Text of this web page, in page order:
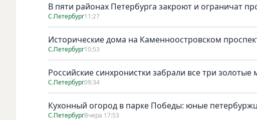
В пяти районах Петербурга закроют и ограничат
С.Петербург11:27
Исторические дома на Каменноостровском
С.Петербург10:53
Российские синхронистки забрали все три
С.Петербург09:34
Кухонный огород в парке Победы: юные
С.ПетербургВчера 17:53